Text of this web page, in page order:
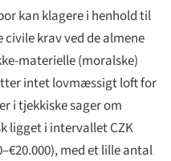
kan klagere i henhold til
krav ved de almene
materielle (moralske)
intet lovmæssigt loft for
i tjekkiske sager om
ligget i intervallet CZK
med et lille antal